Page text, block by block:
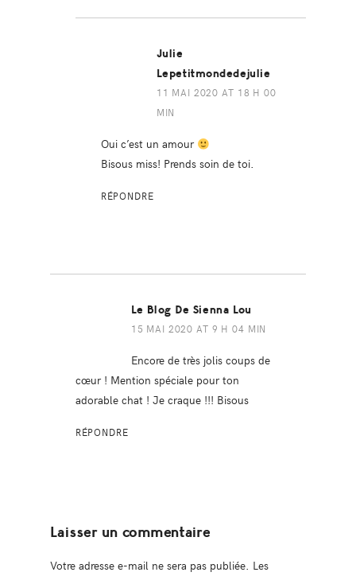
Julie
Lepetitmondedejulie
11 MAI 2020 AT 18 H 00
MIN
Oui c’est un amour
Bisous miss! Prends soin de toi.
RÉPONDRE
Le Blog De Sienna Lou
15 MAI 2020 AT 9 H 04 MIN
Encore de très jolis coups de
cœur ! Mention spéciale pour ton
adorable chat ! Je craque !!! Bisous
RÉPONDRE
Laisser un commentaire
Votre adresse e-mail ne sera pas publiée. Les